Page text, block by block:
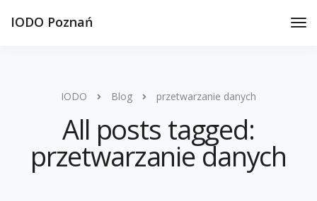
IODO Poznań
IODO Blog przetwarzanie danych
All posts tagged:
przetwarzanie danych